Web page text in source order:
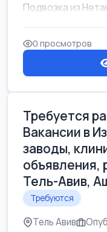
Подвозка из
0 просмотров
Требуется
Вакансии в
заводы,
объявления,
Тель-Авив,
Требуются
Тель Авив